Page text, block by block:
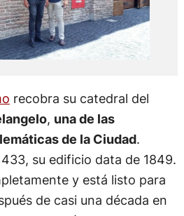
recobra su catedral del
, una de las
de la Ciudad.
su edificio data de 1849.
y está listo para
de casi una década en